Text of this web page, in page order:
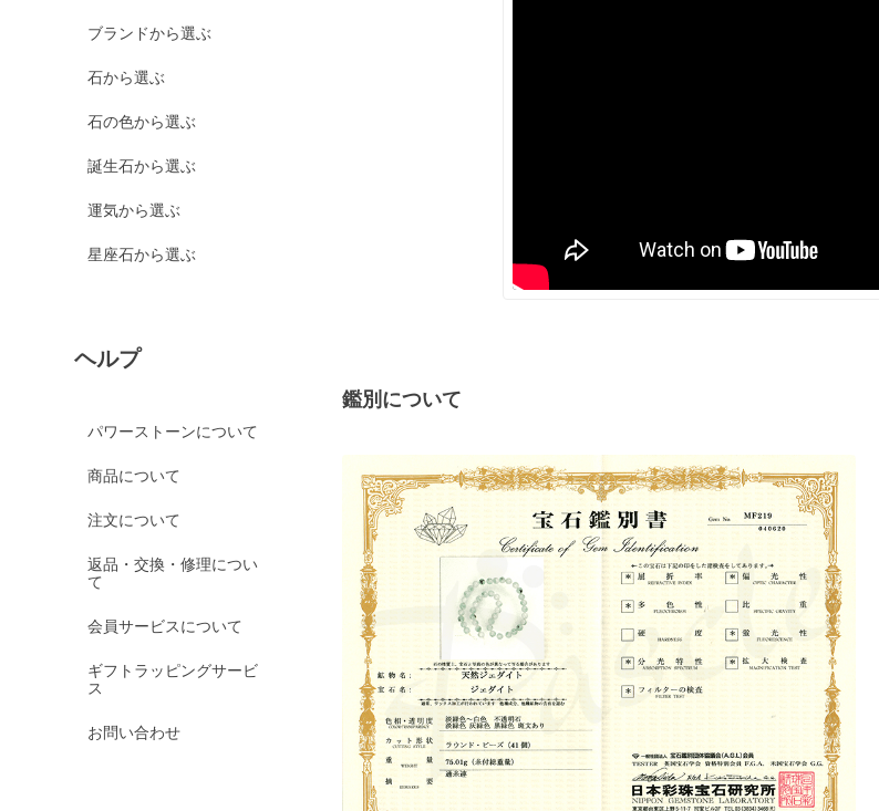
ブランドから選ぶ
石から選ぶ
石の色から選ぶ
誕生石から選ぶ
運気から選ぶ
星座石から選ぶ
ヘルプ
パワーストーンについて
商品について
注文について
返品・交換・修理につい
て
会員サービスについて
ギフトラッピングサービ
ス
お問い合わせ
鑑別について